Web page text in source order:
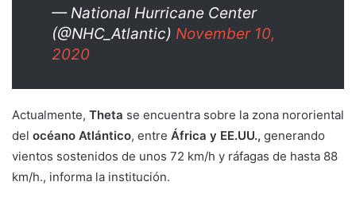
— National Hurricane Center
(@NHC_Atlantic) November 10,
2020
Actualmente, Theta se encuentra sobre la zona nororiental
del océano Atlántico, entre África y EE.UU., generando
vientos sostenidos de unos 72 km/h y ráfagas de hasta 88
km/h., informa la institución.